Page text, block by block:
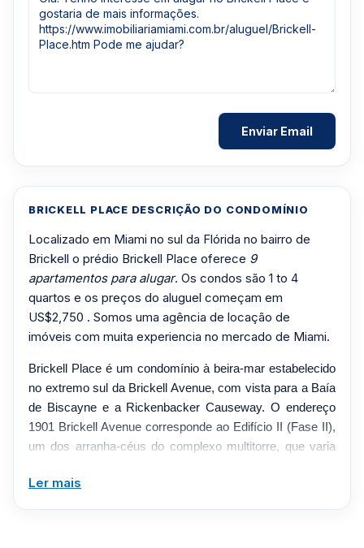
BRICKELL PLACE DESCRIÇÃO DO CONDOMÍNIO
Localizado em Miami no sul da Flórida no bairro de
Brickell o prédio Brickell Place oferece 9
apartamentos para alugar. Os condos são 1 to 4
quartos e os preços do aluguel começam em
US$2,750 . Somos uma agência de locação de
imóveis com muita experiencia no mercado de Miami.
Brickell Place é um condomínio à beira-mar estabelecido
no extremo sul da Brickell Avenue, com vista para a Baía
de Biscayne e a Rickenbacker Causeway. O endereço
1901 Brickell Avenue corresponde ao Edifício II (Fase II),
um dos arranha-céus do complexo multitorre, que varia
e início da década de 1980. Conhecida por sua cultura
Ler mais